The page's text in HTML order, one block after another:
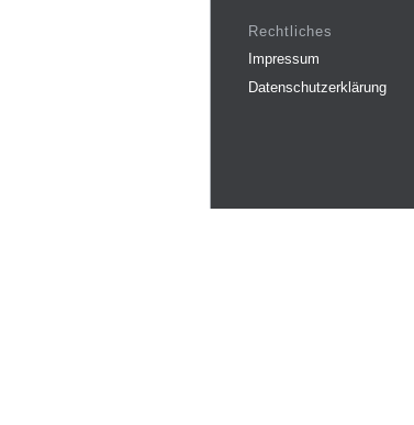
Rechtliches
Impressum
Datenschutzerklärung